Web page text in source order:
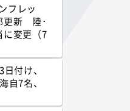
フレッ
更新 陸･
に変更（7
付け、
自7名、